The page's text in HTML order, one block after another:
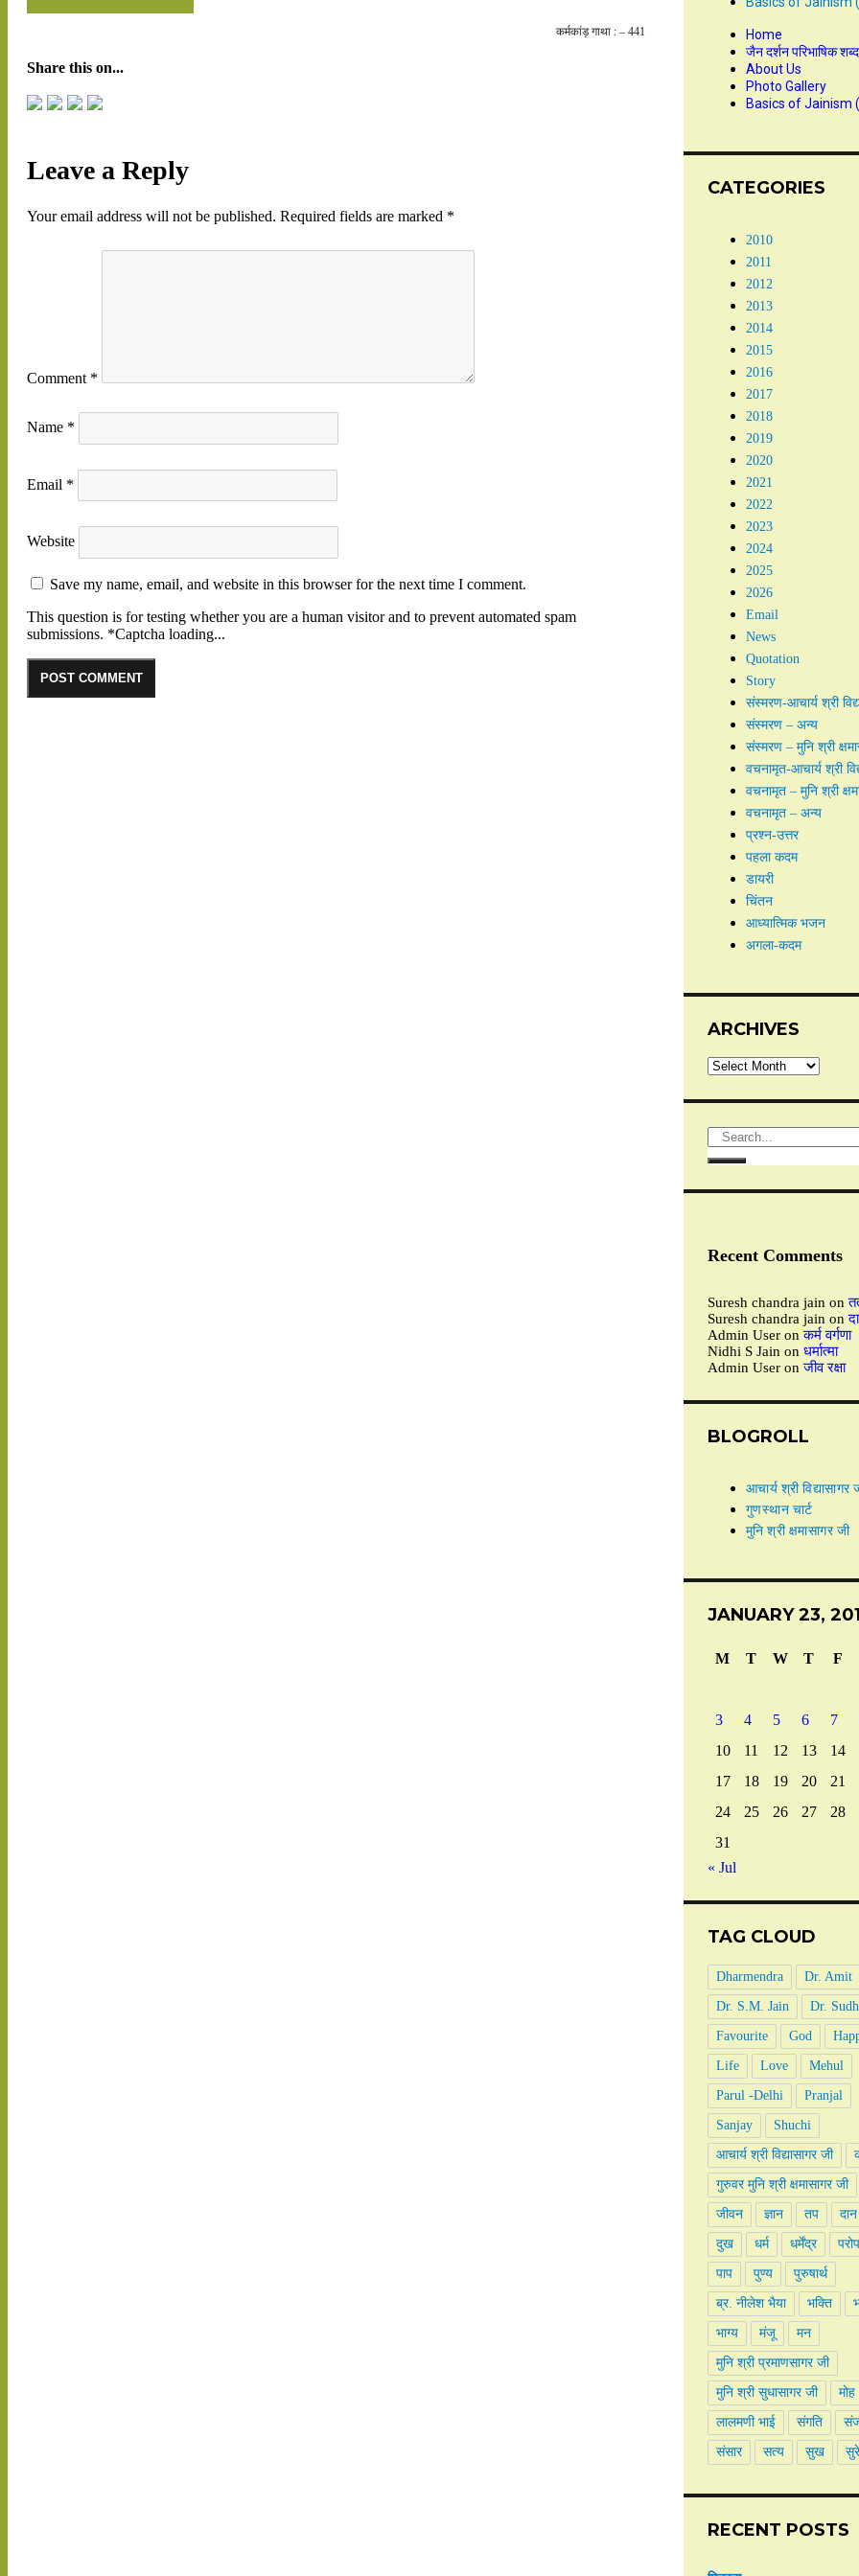
कर्मकांड़ गाथा : – 441
Share this on...
Leave a Reply
Your email address will not be published. Required fields are marked *
Comment *
Name *
Email *
Website
Save my name, email, and website in this browser for the next time I comment.
This question is for testing whether you are a human visitor and to prevent automated spam
submissions. *Captcha loading...
Home
जैन दर्शन परिभाषिक
About Us
Photo Gallery
Basics of Jainism
CATEGORIES
2010
2011
2012
2013
2014
2015
2016
2017
2018
2019
2020
2021
2022
2023
2024
2025
2026
Email
News
Quotation
Story
संस्मरण-आचार्य श्री
संस्मरण – अन्य
संस्मरण – मुनि श्री
वचनामृत-आचार्य श्री
वचनामृत – मुनि श्री
वचनामृत – अन्य
प्रश्न-उत्तर
पहला कदम
डायरी
चिंतन
आध्यात्मिक भजन
अगला-कदम
ARCHIVES
Recent Comments
Suresh chandra jain on
Suresh chandra jain on
Admin Useronकर्म वर्गणा
Nidhi S Jain on धर्मात्मा
Admin Useronजीव रक्षा
BLOGROLL
आचार्य श्री विद्यासागर
गुणस्थान चार्ट
मुनि श्री क्षमासागर जी
JANUARY 23,
M T W T F
3
4 5 6 7
10
11 12 13 14
17
18 19 20 21
24
25 26 27 28
31
« Jul
TAG CLOUD
Dharmendra Dr. Amit
Dr. S.M. Jain Dr.
Favourite God
Life Love Mehul
Parul -Delhi Pranjal
Sanjay Shuchi
आचार्य श्री विद्यासागर जी
गुरुवर मुनि श्री क्षमासागर जी
जीवन ज्ञान तप दान
दुख धर्म धर्मेंद्र
पाप पुण्य पुरुषार्थ
ब्र. नीलेश भैया भक्ति
भाग्य मंजू मन
मुनि श्री प्रमाणसागर जी
मुनि श्री सुधासागर जी मोह
लालमणी भाई संगति
संसार सत्य सुख
RECENT POSTS